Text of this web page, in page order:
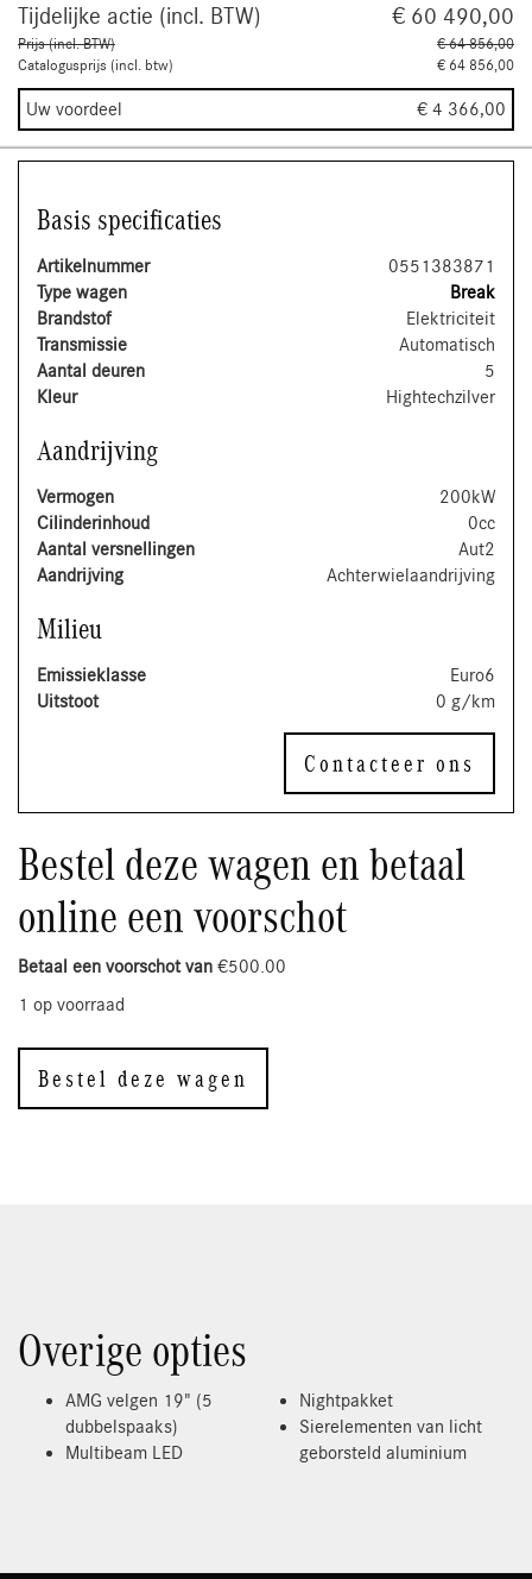
Tijdelijke actie (incl. BTW) € 60 490,00
Prijs (incl. BTW)
€ 64 856,00
Catalogusprijs (incl. btw)
€ 64 856,00
Uw voordeel € 4 366,00
Basis specificaties
Artikelnummer
0551383871
Type wagen
Break
Brandstof
Elektriciteit
Transmissie
Automatisch
Aantal deuren
5
Kleur
Hightechzilver
Aandrijving
Vermogen
200kW
Cilinderinhoud
0cc
Aantal versnellingen
Aut2
Aandrijving
Achterwielaandrijving
Milieu
Emissieklasse
Euro6
Uitstoot
0 g/km
Contacteer ons
Bestel deze wagen en betaal
online een voorschot
Betaal een voorschot van €500.00
1 op voorraad
Bestel deze wagen
Overige opties
AMG velgen 19" (5
dubbelspaaks)
Multibeam LED
Nightpakket
Sierelementen van licht
geborsteld aluminium